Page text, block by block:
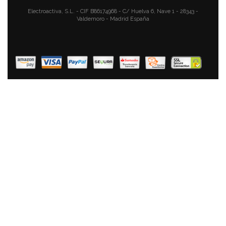
Florina Bono Cazuela Baja 20cm Inducción, 1,6L,
39,90 € 26,90 €
AÑADIR AL CARRITO
Electroactiva, S.L. - CIF B86174968 - C/ Huelva 6, Nave 1 - 28343 -
Valdemoro - Madrid España